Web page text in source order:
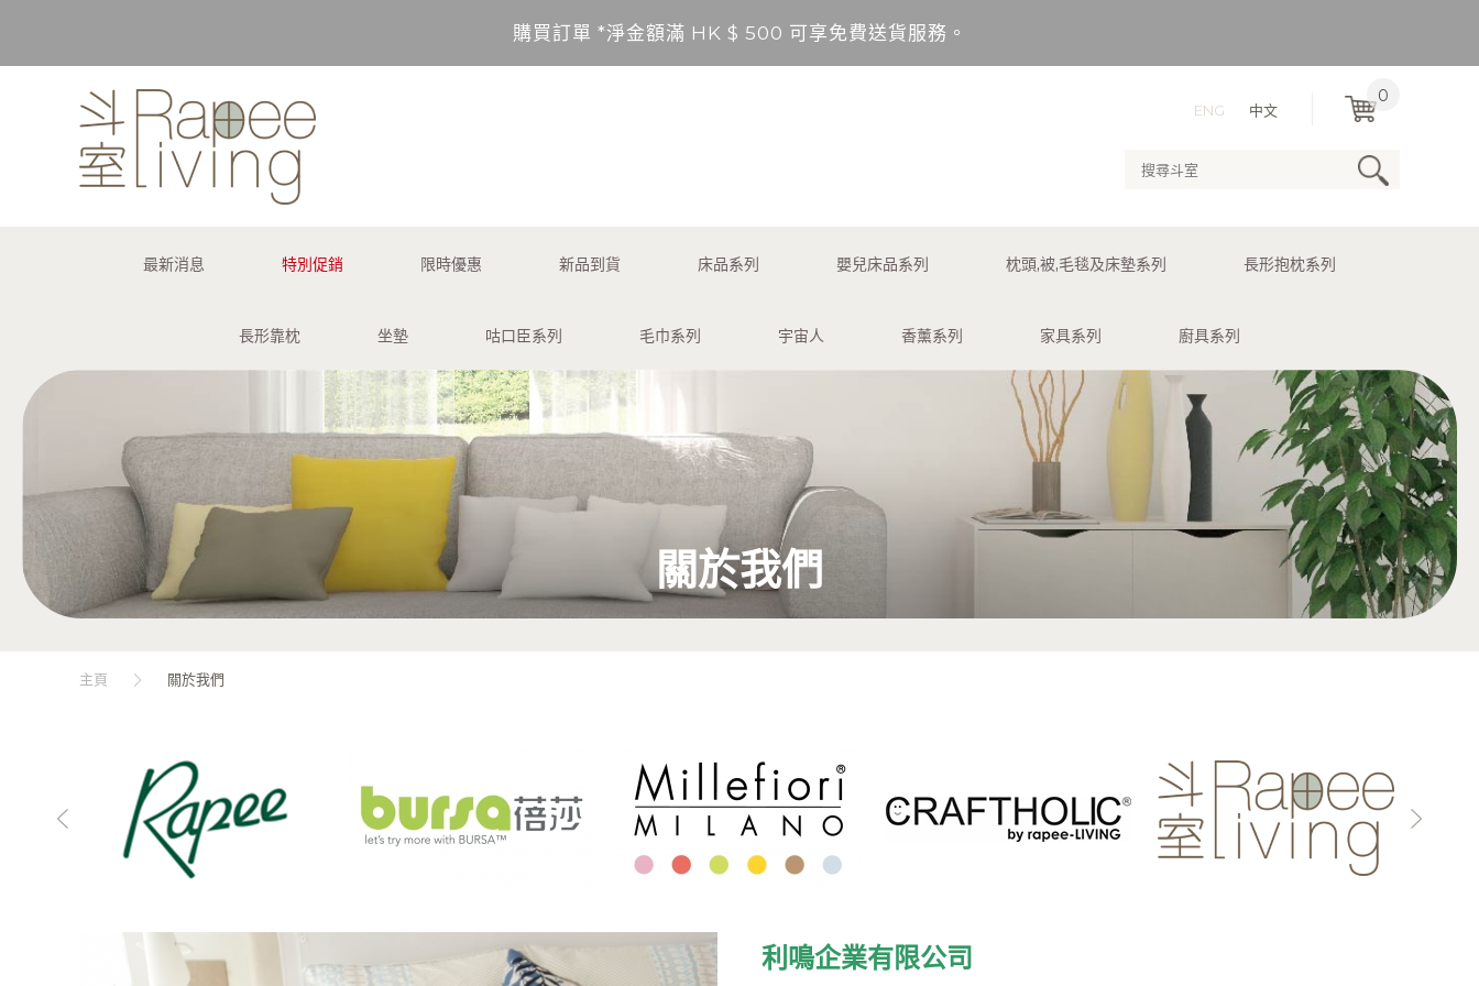
購買訂單 *淨金額滿 HK $ 500 可享免費送貨服務。
購買訂單 *淨金額滿 HK $ 500 可享免費送貨服務。
購買訂單 *淨金額未滿 HK $ 500，需另加 HK$ 50 服務費享用送貨服務。
ENG 中文
0
最新消息 特別促銷 限時優惠 新品到貨 床品系列 嬰兒床品系列 枕頭,被,毛毯及床墊系列 長形抱枕系列
長形靠枕 坐墊 咕口臣系列 毛巾系列 宇宙人 香薰系列 家具系列 廚具系列
關於我們
主頁 關於我們
利鳴企業有限公司